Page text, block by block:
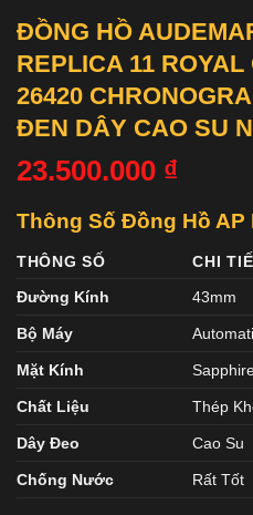
ĐỒNG HỒ
REPLICA 11
26420
ĐEN DÂY CAO SU
23.500.000 ₫
Thông Số Đồng Hồ AP
THÔNG SỐ
CHI
Đường Kính
43mm
Bộ Máy
Mặt Kính
Chất Liệu Thép
Dây Đeo Cao Su
Chống Nước Rất Tốt